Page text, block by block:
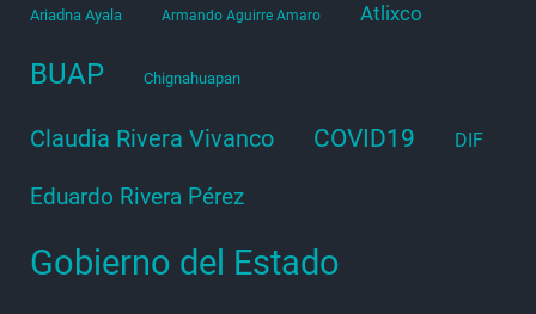
Ariadna Ayala Armando Aguirre Amaro Atlixco
BUAP Chignahuapan
Claudia Rivera Vivanco COVID19 DIF
Eduardo Rivera Pérez
Gobierno del Estado